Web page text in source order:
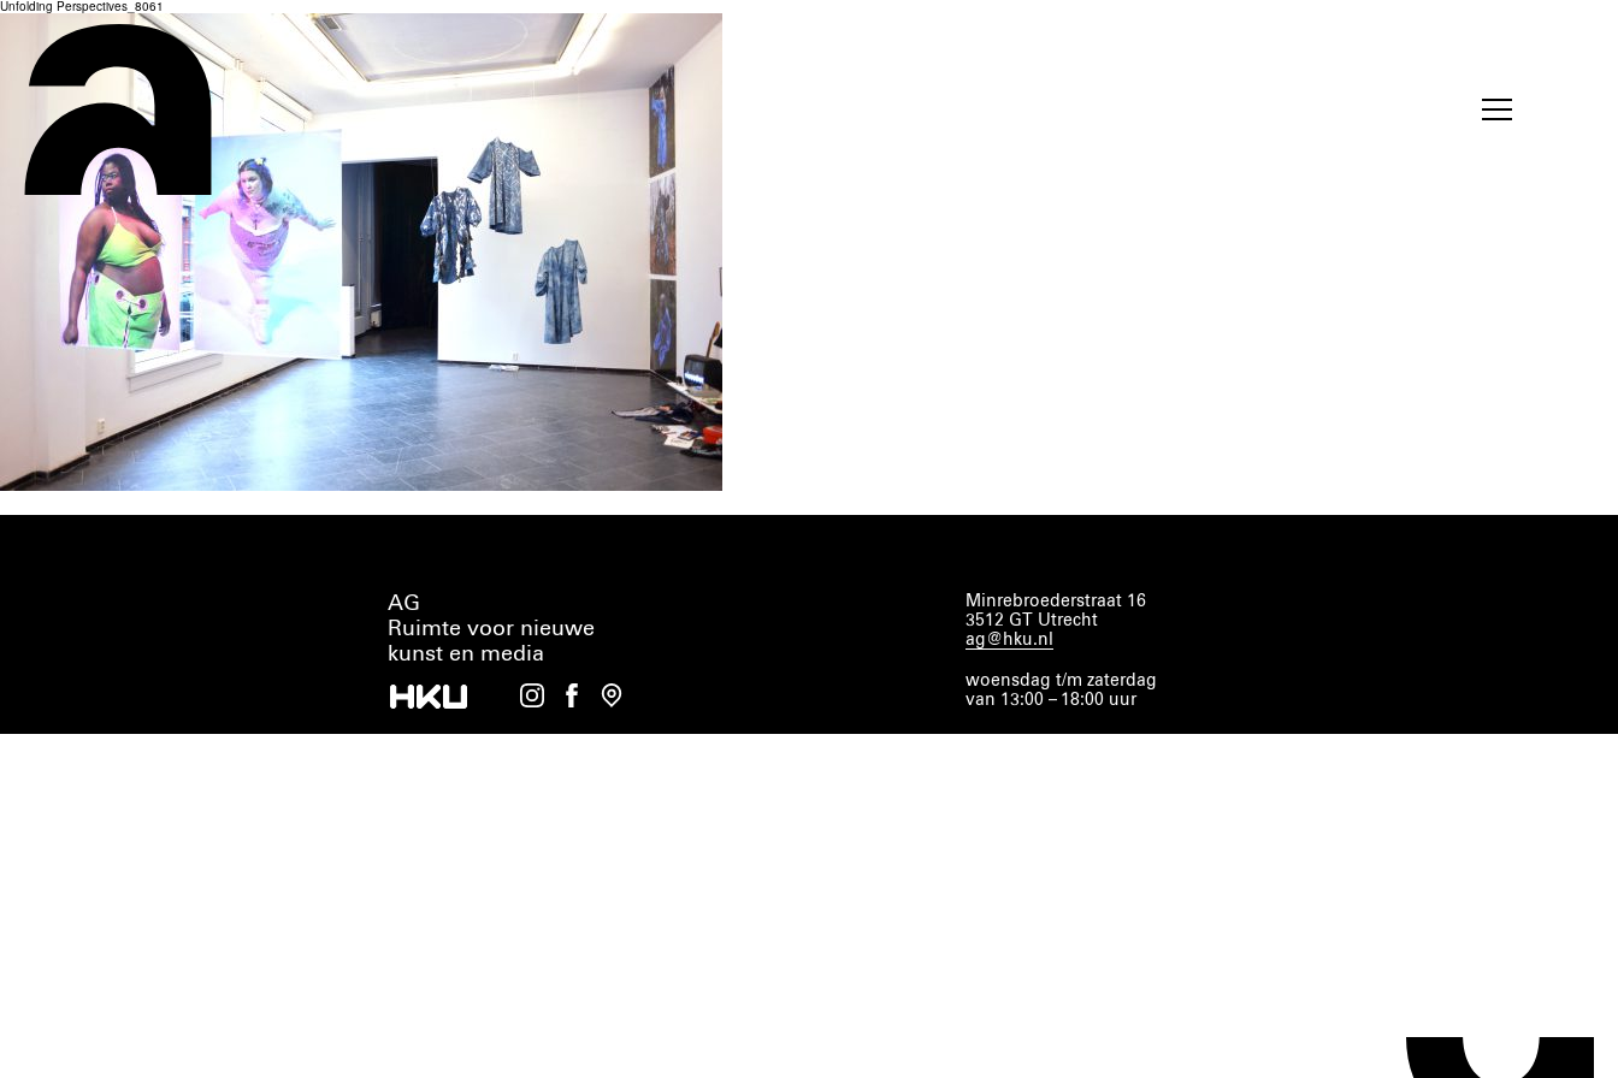
Unfolding Perspectives_8061
AG
Ruimte voor nieuwe
kunst en media
Minrebroederstraat 16
3512 GT Utrecht
ag@hku.nl
woensdag t/m zaterdag
van 13:00 – 18:00 uur